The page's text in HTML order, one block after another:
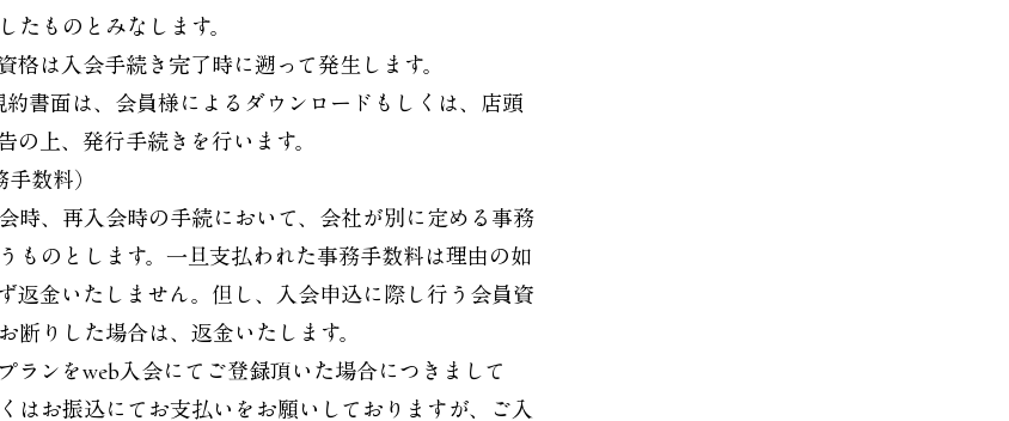
たものとみなします。
格は入会手続き完了時に遡って発生します。
書面は、会員様によるダウンロードもしくは、店頭
の上、発行手続きを行います。
手数料）
時、再入会時の手続において、会社が別に定める事務
ものとします。一旦支払われた事務手数料は理由の如
返金いたしません。但し、入会申込に際し行う会員資
断りした場合は、返金いたします。
ランをweb入会にてご登録頂いた場合につきまして
はお振込にてお支払いをお願いしておりますが、ご入